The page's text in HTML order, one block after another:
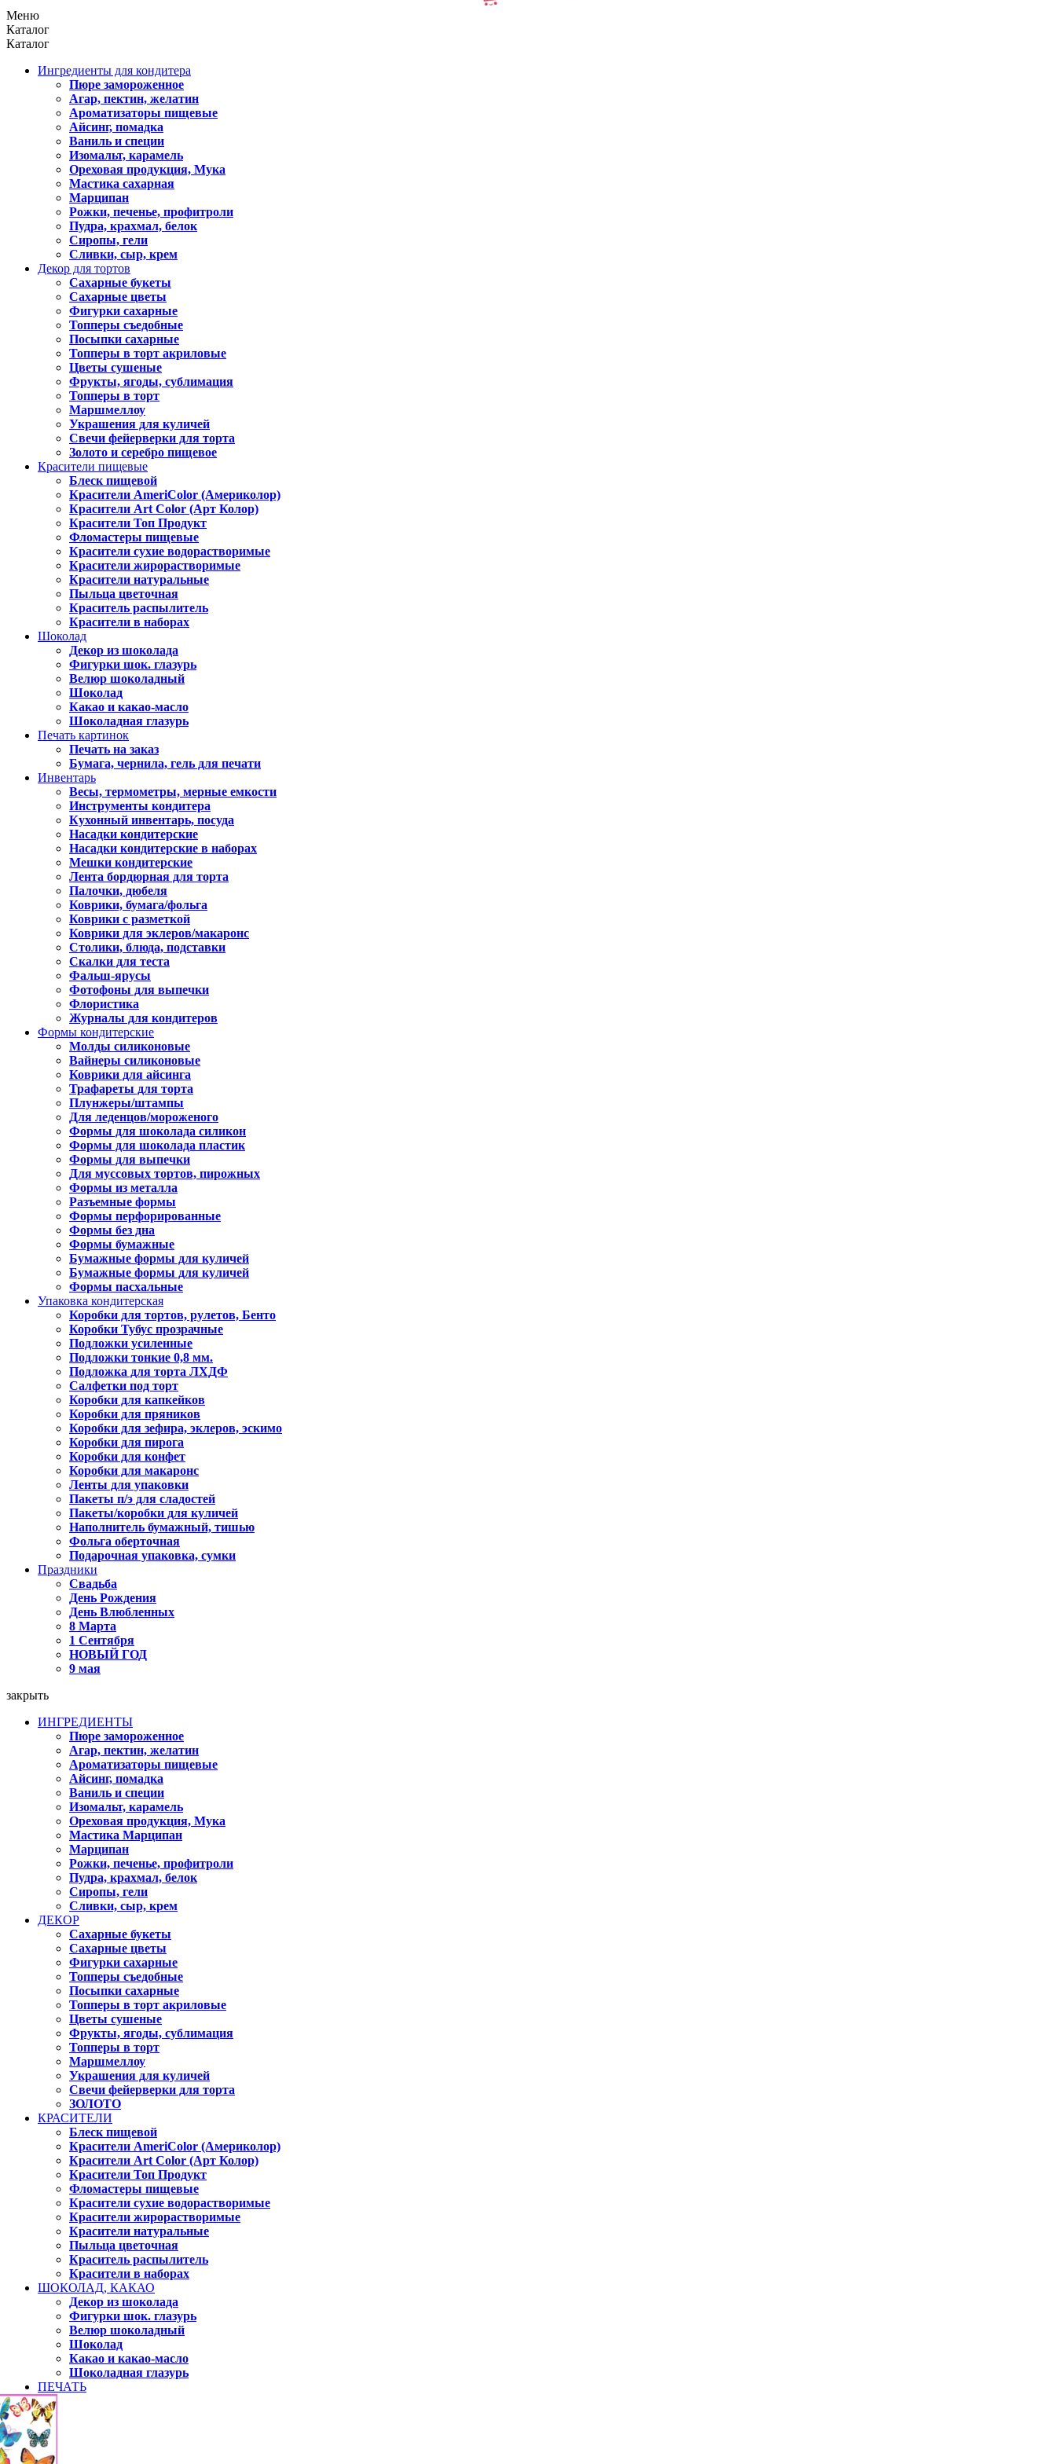
Меню
Каталог
Каталог
Ингредиенты для кондитера
Пюре замороженное
Агар, пектин, желатин
Ароматизаторы пищевые
Айсинг, помадка
Ваниль и специи
Изомальт, карамель
Ореховая продукция, Мука
Мастика сахарная
Марципан
Рожки, печенье, профитроли
Пудра, крахмал, белок
Сиропы, гели
Сливки, сыр, крем
Декор для тортов
Сахарные букеты
Сахарные цветы
Фигурки сахарные
Топперы съедобные
Посыпки сахарные
Топперы в торт акриловые
Цветы сушеные
Фрукты, ягоды, сублимация
Топперы в торт
Маршмеллоу
Украшения для куличей
Свечи фейерверки для торта
Золото и серебро пищевое
Красители пищевые
Блеск пищевой
Красители AmeriColor (Америколор)
Красители Art Color (Арт Колор)
Красители Топ Продукт
Фломастеры пищевые
Красители сухие водорастворимые
Красители жирорастворимые
Красители натуральные
Пыльца цветочная
Краситель распылитель
Красители в наборах
Шоколад
Декор из шоколада
Фигурки шок. глазурь
Велюр шоколадный
Шоколад
Какао и какао-масло
Шоколадная глазурь
Печать картинок
Печать на заказ
Бумага, чернила, гель для печати
Инвентарь
Весы, термометры, мерные емкости
Инструменты кондитера
Кухонный инвентарь, посуда
Насадки кондитерские
Насадки кондитерские в наборах
Мешки кондитерские
Лента бордюрная для торта
Палочки, дюбеля
Коврики, бумага/фольга
Коврики с разметкой
Коврики для эклеров/макаронс
Столики, блюда, подставки
Скалки для теста
Фальш-ярусы
Фотофоны для выпечки
Флористика
Журналы для кондитеров
Формы кондитерские
Молды силиконовые
Вайнеры силиконовые
Коврики для айсинга
Трафареты для торта
Плунжеры/штампы
Для леденцов/мороженого
Формы для шоколада силикон
Формы для шоколада пластик
Формы для выпечки
Для муссовых тортов, пирожных
Формы из металла
Разъемные формы
Формы перфорированные
Формы без дна
Формы бумажные
Бумажные формы для куличей
Бумажные формы для куличей
Формы пасхальные
Упаковка кондитерская
Коробки для тортов, рулетов, Бенто
Коробки Тубус прозрачные
Подложки усиленные
Подложки тонкие 0,8 мм.
Подложка для торта ЛХДФ
Салфетки под торт
Коробки для капкейков
Коробки для пряников
Коробки для зефира, эклеров, эскимо
Коробки для пирога
Коробки для конфет
Коробки для макаронс
Ленты для упаковки
Пакеты п/э для сладостей
Пакеты/коробки для куличей
Наполнитель бумажный, тишью
Фольга оберточная
Подарочная упаковка, сумки
Праздники
Свадьба
День Рождения
День Влюбленных
8 Марта
1 Сентября
НОВЫЙ ГОД
9 мая
закрыть
ИНГРЕДИЕНТЫ
Пюре замороженное
Агар, пектин, желатин
Ароматизаторы пищевые
Айсинг, помадка
Ваниль и специи
Изомальт, карамель
Ореховая продукция, Мука
Мастика Марципан
Марципан
Рожки, печенье, профитроли
Пудра, крахмал, белок
Сиропы, гели
Сливки, сыр, крем
ДЕКОР
Сахарные букеты
Сахарные цветы
Фигурки сахарные
Топперы съедобные
Посыпки сахарные
Топперы в торт акриловые
Цветы сушеные
Фрукты, ягоды, сублимация
Топперы в торт
Маршмеллоу
Украшения для куличей
Свечи фейерверки для торта
ЗОЛОТО
КРАСИТЕЛИ
Блеск пищевой
Красители AmeriColor (Америколор)
Красители Art Color (Арт Колор)
Красители Топ Продукт
Фломастеры пищевые
Красители сухие водорастворимые
Красители жирорастворимые
Красители натуральные
Пыльца цветочная
Краситель распылитель
Красители в наборах
ШОКОЛАД, КАКАО
Декор из шоколада
Фигурки шок. глазурь
Велюр шоколадный
Шоколад
Какао и какао-масло
Шоколадная глазурь
ПЕЧАТЬ